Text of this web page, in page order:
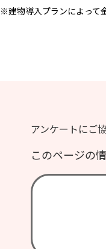
※建物導入プランによって
アンケートにご
このページの